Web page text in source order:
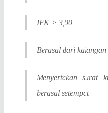
IPK > 3,00
Berasal dari
Menyertakan surat
berasal setempat